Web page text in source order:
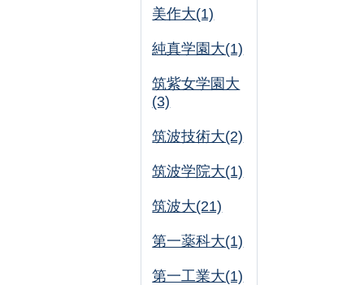
美作大(1)
純真学園大(1)
筑紫女学園大
(3)
筑波技術大(2)
筑波学院大(1)
筑波大(21)
第一薬科大(1)
第一工業大(1)